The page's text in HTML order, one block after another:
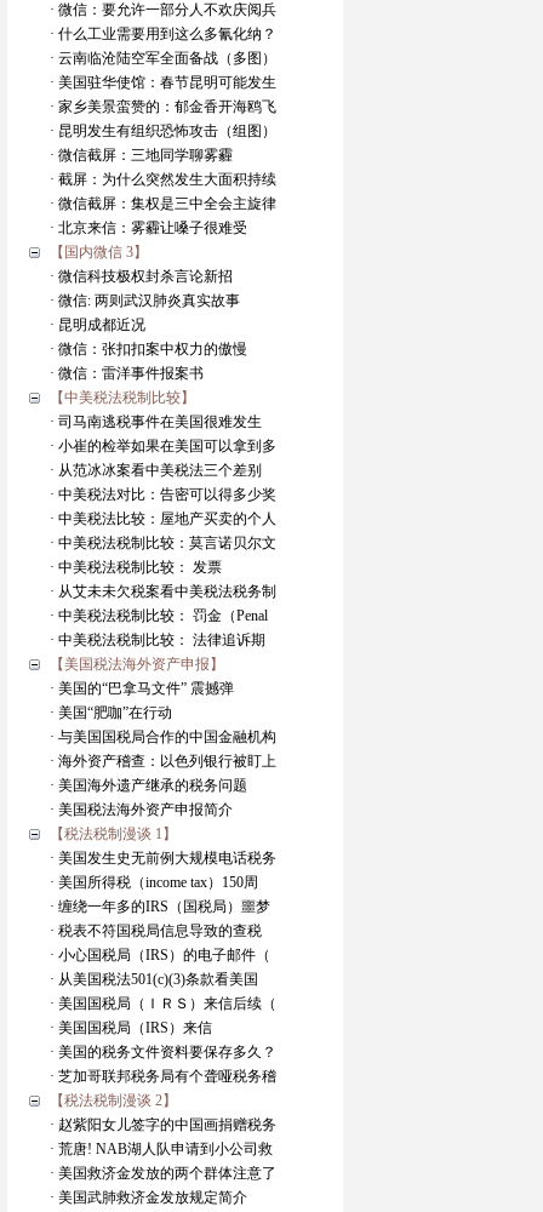
· 微信：要允许一部分人不欢庆阅兵
· 什么工业需要用到这么多氰化纳？
· 云南临沧陆空军全面备战（多图）
· 美国驻华使馆：春节昆明可能发生
· 家乡美景蛮赞的：郁金香开海鸥飞
· 昆明发生有组织恐怖攻击（组图）
· 微信截屏：三地同学聊雾霾
· 截屏：为什么突然发生大面积持续
· 微信截屏：集权是三中全会主旋律
· 北京来信：雾霾让嗓子很难受
【国内微信 3】
· 微信科技极权封杀言论新招
· 微信: 两则武汉肺炎真实故事
· 昆明成都近况
· 微信：张扣扣案中权力的傲慢
· 微信：雷洋事件报案书
【中美税法税制比较】
· 司马南逃税事件在美国很难发生
· 小崔的检举如果在美国可以拿到多
· 从范冰冰案看中美税法三个差别
· 中美税法对比：告密可以得多少奖
· 中美税法比较：屋地产买卖的个人
· 中美税法税制比较：莫言诺贝尔文
· 中美税法税制比较： 发票
· 从艾未未欠税案看中美税法税务制
· 中美税法税制比较： 罚金（Penal
· 中美税法税制比较： 法律追诉期
【美国税法海外资产申报】
· 美国的“巴拿马文件” 震撼弹
· 美国“肥咖”在行动
· 与美国国税局合作的中国金融机构
· 海外资产稽查：以色列银行被盯上
· 美国海外遗产继承的税务问题
· 美国税法海外资产申报简介
【税法税制漫谈 1】
· 美国发生史无前例大规模电话税务
· 美国所得税（income tax）150周
· 缠绕一年多的IRS（国税局）噩梦
· 税表不符国税局信息导致的查税
· 小心国税局（IRS）的电子邮件（
· 从美国税法501(c)(3)条款看美国
· 美国国税局（ＩＲＳ）来信后续（
· 美国国税局（IRS）来信
· 美国的税务文件资料要保存多久？
· 芝加哥联邦税务局有个聋哑税务稽
【税法税制漫谈 2】
· 赵紫阳女儿签字的中国画捐赠税务
· 荒唐! NAB湖人队申请到小公司救
· 美国救济金发放的两个群体注意了
· 美国武肺救济金发放规定简介